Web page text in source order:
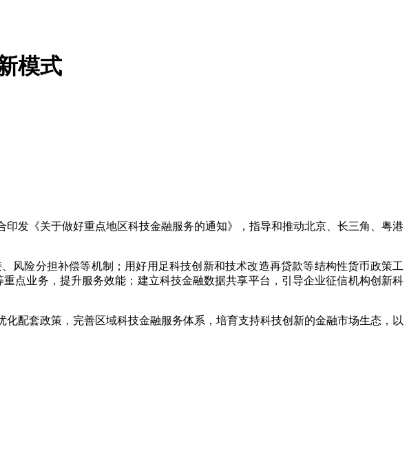
模式
发《关于做好重点地区科技金融服务的通知》，指导和推动北京、长三角、粤港
险分担补偿等机制；用好用足科技创新和技术改造再贷款等结构性货币政策工
点业务，提升服务效能；建立科技金融数据共享平台，引导企业征信机构创新科
套政策，完善区域科技金融服务体系，培育支持科技创新的金融市场生态，以